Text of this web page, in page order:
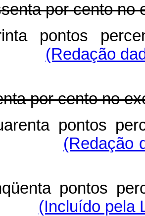
por cento no
pontos
(Redação
por cento no
pontos
(Redação
pontos
(Incluído pela